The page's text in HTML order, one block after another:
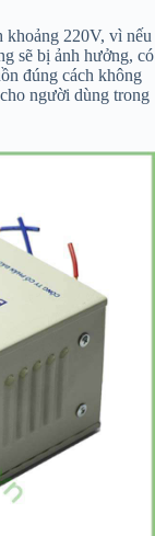
khoảng 220V, vì nếu
sẽ bị ảnh hưởng, có
đúng cách không
người dùng trong